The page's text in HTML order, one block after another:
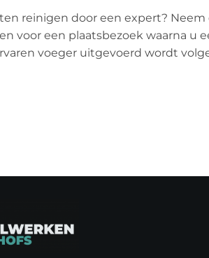
reinigen door een expert?
voor een plaatsbezoek waarna u
voeger uitgevoerd wordt